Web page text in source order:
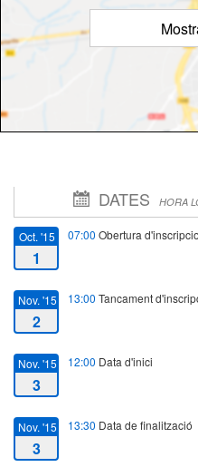
DATES HORA
Oct. '15
1
07:00 Obertura
Nov. '15
2
13:00 Tancament
Nov. '15
3
12:00 Data d'inici
Nov. '15
3
13:30 Data de finalització